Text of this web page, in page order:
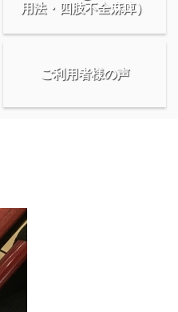
用法・四肢不全麻痺）
ご利用者様の声